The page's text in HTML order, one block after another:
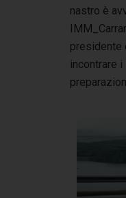
nastro è
presidente
incontrare